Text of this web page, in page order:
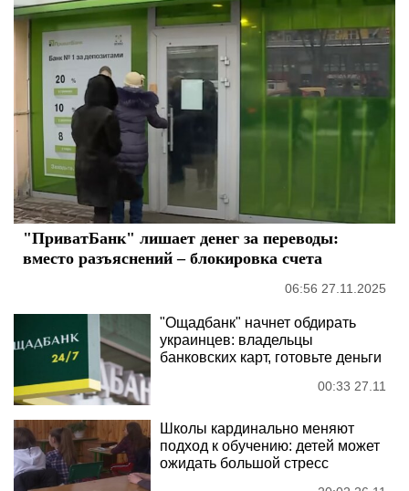
"ПриватБанк" лишает денег за переводы:
вместо разъяснений – блокировка счета
06:56 27.11.2025
"Ощадбанк" начнет обдирать
украинцев: владельцы
банковских карт, готовьте деньги
00:33 27.11
Школы кардинально меняют
подход к обучению: детей может
ожидать большой стресс